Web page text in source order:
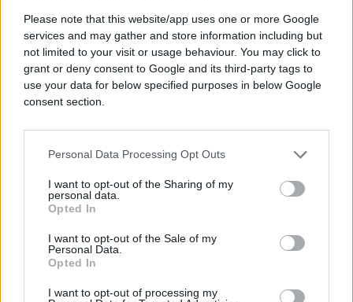
Please note that this website/app uses one or more Google
services and may gather and store information including but
not limited to your visit or usage behaviour. You may click to
grant or deny consent to Google and its third-party tags to
use your data for below specified purposes in below Google
consent section.
Personal Data Processing Opt Outs
I want to opt-out of the Sharing of my
personal data.
Opted In
I want to opt-out of the Sale of my
Personal Data.
Opted In
I want to opt-out of processing my
njegovog nastupa sinhronizovala sa Mocartovom
muzikom. Kao Travolta u diskoteci, nije morao
nikome da prilazi. Bilo je dovoljno da „zapleše” sam
i djevojke su preko ulice pritrčavale da podijele
igru s njim ili barem da se slikaju.
Cirih, Pariz, Rusiju, da se ne spominju ljetnja
prvenstvu u gracioznom regulisanju saobraćaja
osvojio je treće mjesto, ali je ovdej ostao prvi i
jedinstven do 1980. godine, kada je prijevremeno
poslat u penziju. Rekli su mu da je više glumac
nego saobraćajac i uputili ga da prati vozove. Kad
je napustio državnu službu, pomagao je supruzi u